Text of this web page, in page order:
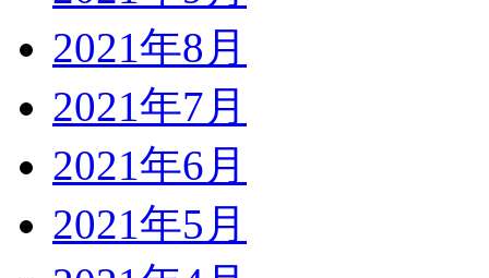
2021年8月
2021年7月
2021年6月
2021年5月